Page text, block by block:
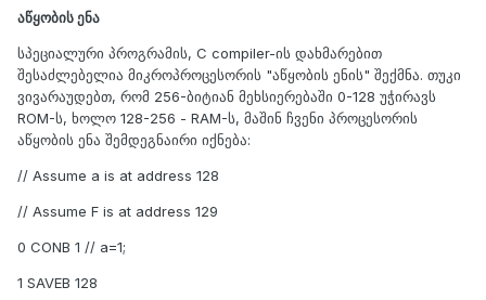
აწყობის ენა
სპეციალური პროგრამის, C compiler-ის დახმარებით
შესაძლებელია მიკროპროცესორის "აწყობის ენის" შექმნა. თუკი
ვივარაუდებთ, რომ 256-ბიტიან მეხსიერებაში 0-128 უჭირავს
ROM-ს, ხოლო 128-256 - RAM-ს, მაშინ ჩვენი პროცესორის
აწყობის ენა შემდეგნაირი იქნება:
// Assume a is at address 128
// Assume F is at address 129
0 CONB 1 // a=1;
1 SAVEB 128